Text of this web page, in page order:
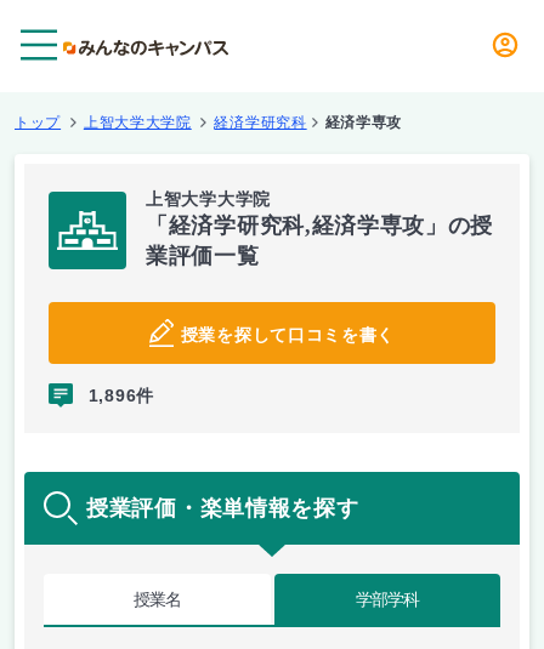
トップ 上智大学大学院 経済学研究科 経済学専攻
上智大学大学院
「経済学研究科,経済学専攻」の授
業評価一覧
授業を探して口コミを書く
1,896件
授業評価・楽単情報を探す
授業名 学部学科